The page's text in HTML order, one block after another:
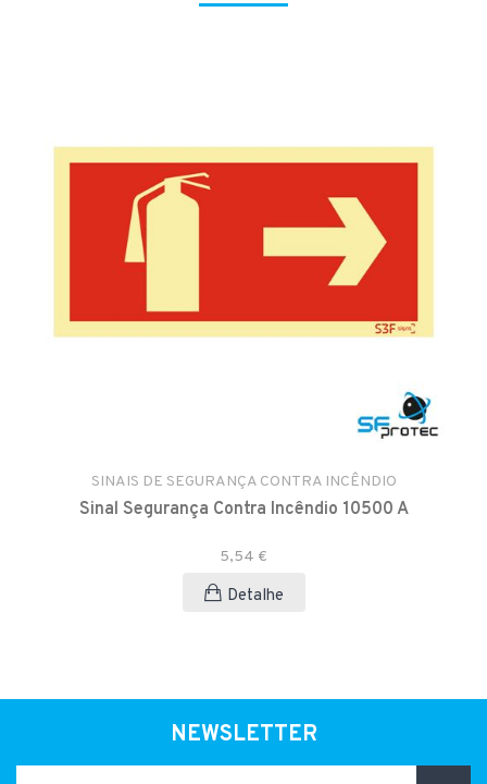
SINAIS DE SEGURANÇA CONTRA INCÊNDIO
Sinal Segurança Contra Incêndio 10500 A
5,54 €
Detalhe
NEWSLETTER